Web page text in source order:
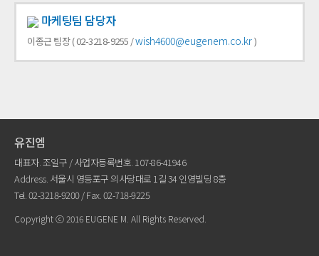
마케팅팀 담당자
이종근 팀장 ( 02-3218-9255 /wish4600@eugenem.co.kr)
유진엠
대표자. 조일구 / 사업자등록번호. 107-86-41946
Address. 서울시 영등포구 의사당대로 1길 34 인영빌딩 8층
Tel.02-3218-9200/ Fax. 02-718-9225
Copyright ⓒ 2016 EUGENE M. All Rights Reserved.